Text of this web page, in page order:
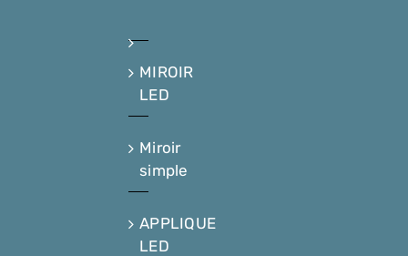
MIROIR
LED
Miroir
simple
APPLIQUE
LED